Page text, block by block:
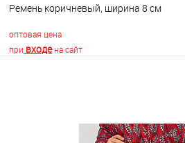
Ремень коричневый, ширина 8 см
оптовая цена
при входена сайт